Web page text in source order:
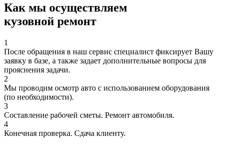
Как мы осуществляем
кузовной ремонт
1
После обращения в наш сервис специалист фиксирует Вашу
заявку в базе, а также задает дополнительные вопросы для
прояснения задачи.
2
Мы проводим осмотр авто с использованием оборудования
(по необходимости).
3
Составление рабочей сметы. Ремонт автомобиля.
4
Конечная проверка. Сдача клиенту.